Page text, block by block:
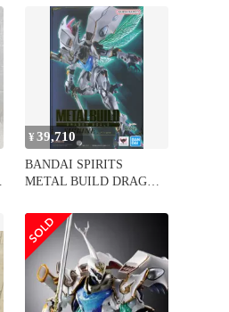
¥39,710
BANDAI SPIRITS
METAL BUILD DRAGON
秘宝)